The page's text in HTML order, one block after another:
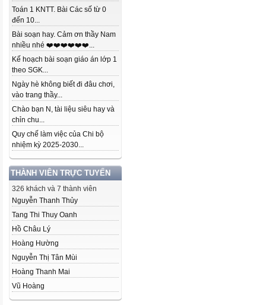
Toán 1 KNTT. Bài Các số từ 0
đến 10...
Bài soạn hay. Cảm ơn thầy Nam
nhiều nhé ❤️❤️❤️❤️❤️❤️...
Kế hoạch bài soạn giáo án lớp 1
theo SGK...
Ngày hè không biết đi đâu chơi,
vào trang thầy...
Chào bạn N, tài liệu siêu hay và
chỉn chu...
Quy chế làm việc của Chi bộ
nhiệm kỳ 2025-2030...
THÀNH VIÊN TRỰC TUYẾN
326 khách và 7 thành viên
Nguyễn Thanh Thủy
Tang Thi Thuy Oanh
Hồ Châu Lý
Hoàng Hường
Nguyễn Thị Tân Mùi
Hoàng Thanh Mai
Vũ Hoàng